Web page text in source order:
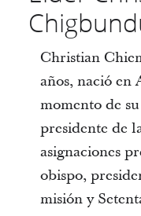
Christian
años, nació
momento de
presidente de
asignaciones
obispo,
misión y